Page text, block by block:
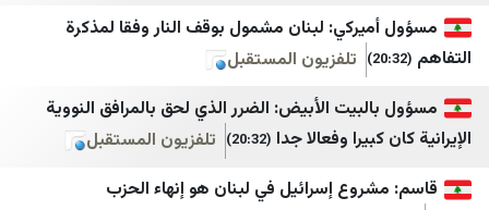
أخبار بلس
Tehran Times
IranWire
Iran International
Iran Herald
المصدر أونلاين
الرأي برس
نافذة اليمن
وكالة خبر للأنباء
لبنان مشمول بوقف النار وفقا لمذكرة
تلفزيون المستقبل
الأبيض: الضرر الذي لحق بالمرافق النووية
وفعالا جدا (20:32)
تلفزيون المستقبل
إسرائيل في لبنان هو إنهاء الحزب